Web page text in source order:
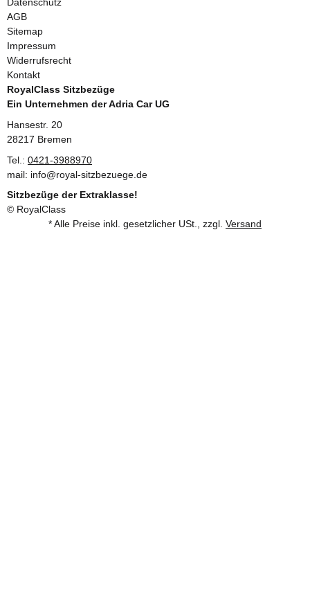
AGB
Sitemap
Impressum
Widerrufsrecht
Kontakt
RoyalClass Sitzbezüge
Ein Unternehmen der Adria Car UG
Hansestr. 20
28217 Bremen
Tel.: 0421-3988970
mail: info@royal-sitzbezuege.de
Sitzbezüge der Extraklasse!
© RoyalClass
* Alle Preise inkl. gesetzlicher USt., zzgl. Versand